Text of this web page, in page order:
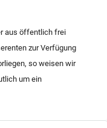
aus öffentlich frei
zur Verfügung
so weisen wir
um ein